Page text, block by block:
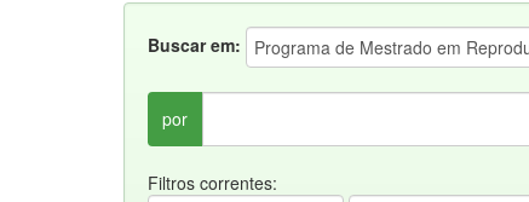
Buscar em:
por
Filtros correntes: